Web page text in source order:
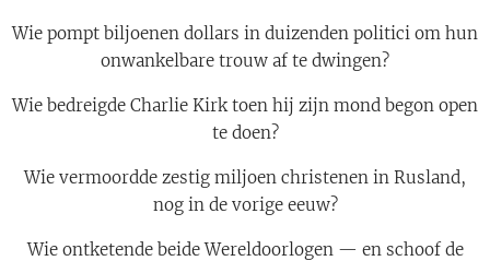
Wie pompt biljoenen dollars in duizenden politici om hun
onwankelbare trouw af te dwingen?
Wie bedreigde Charlie Kirk toen hij zijn mond begon open
te doen?
Wie vermoordde zestig miljoen christenen in Rusland,
nog in de vorige eeuw?
Wie ontketende beide Wereldoorlogen — en schoof de